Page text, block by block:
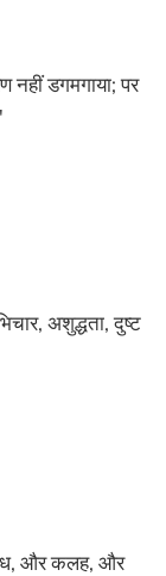
नहीं डगमगाया; पर
अशुद्धता, दुष्ट
और कलह, और